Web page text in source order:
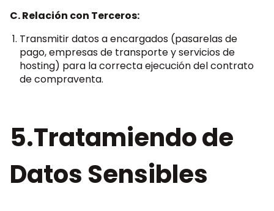
C. Relación con Terceros:
Transmitir datos a encargados (pasarelas de
pago, empresas de transporte y servicios de
hosting) para la correcta ejecución del contrato
de compraventa.
5.Tratamiendo de
Datos Sensibles